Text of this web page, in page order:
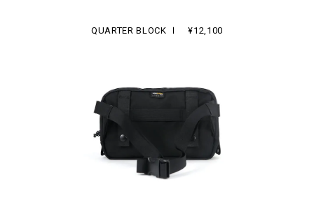
QUARTER BLOCK Ⅰ ¥12,100